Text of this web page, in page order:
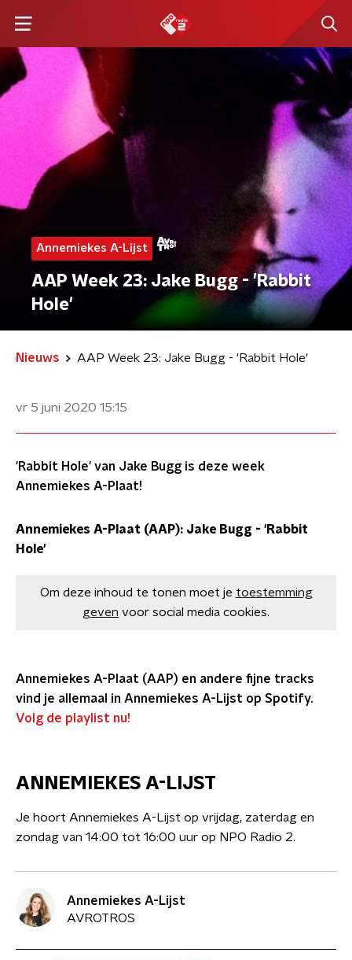
Annemiekes A-Lijst
AAP Week 23: Jake Bugg - 'Rabbit
Hole'
Nieuws AAP Week 23: Jake Bugg - 'Rabbit Hole'
vr 5 juni 2020 15:15
'Rabbit Hole' van Jake Bugg is deze week
Annemiekes A-Plaat!
Annemiekes A-Plaat (AAP): Jake Bugg - 'Rabbit
Hole'
Om deze inhoud te tonen moet je toestemming
geven voor social media cookies.
Annemiekes A-Plaat (AAP) en andere fijne tracks
vind je allemaal in Annemiekes A-Lijst op Spotify.
Volg de playlist nu!
ANNEMIEKES A-LIJST
Je hoort Annemiekes A-Lijst op vrijdag, zaterdag en
zondag van 14:00 tot 16:00 uur op NPO Radio 2.
Annemiekes A-Lijst
AVROTROS